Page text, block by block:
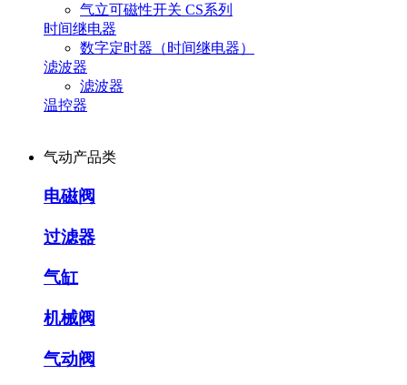
气立可磁性开关 CS系列
时间继电器
数字定时器（时间继电器）
滤波器
滤波器
温控器
气动产品类
电磁阀
过滤器
气缸
机械阀
气动阀